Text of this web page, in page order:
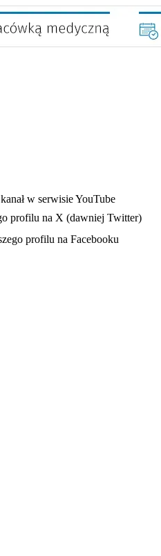
nowej karciew serwisie YouTube
profilu na X (dawniej Twitter)
nowej karcieprofilu na Facebooku